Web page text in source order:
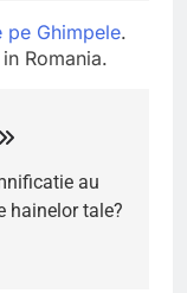
Ghimpele.
Romania.
au
hainelor tale?